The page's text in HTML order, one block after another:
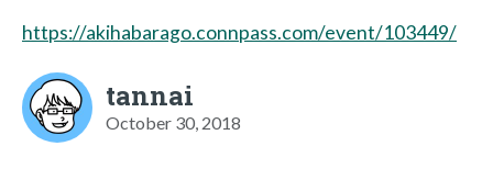
https://akihabarago.connpass.com/event/103449/
tannai
October 30, 2018